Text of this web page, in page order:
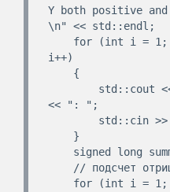
Y both positive and
\n" << std::endl;
i++)
<< ": ";